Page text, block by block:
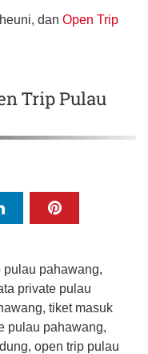
dan Open Trip
Trip Pulau
pahawang,
private pulau
tiket masuk
pulau pahawang,
open trip pulau